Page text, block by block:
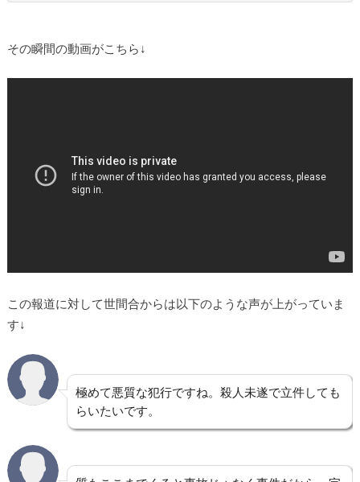
その瞬間の動画がこちら↓
この報道に対して世間合からは以下のような声が上がっていま
す↓
極めて悪質な犯行ですね。殺人未遂で立件しても
らいたいです。